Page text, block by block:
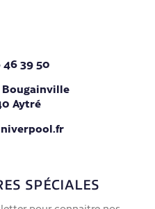
39 50
Bougainville
Aytré
SPÉCIALES